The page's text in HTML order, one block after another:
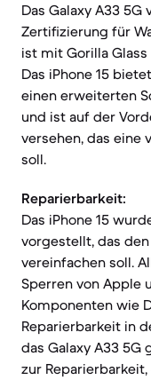
Das Galaxy A33
Zertifizierung für
ist mit Gorilla
Das iPhone 15
einen erweiterten
und ist auf der
versehen, das
soll.
Reparierbarkeit:
Das iPhone 15
vorgestellt, das
vereinfachen soll.
Sperren von Apple
Komponenten wie
Reparierbarkeit in
das Galaxy A33
zur